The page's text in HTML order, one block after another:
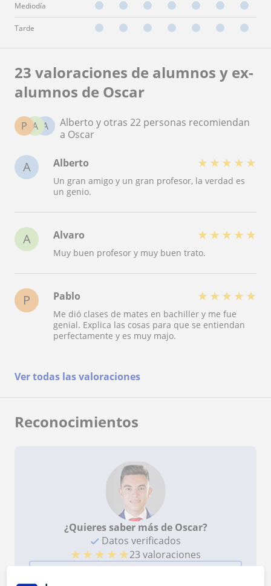
Mediodía
Tarde
23 valoraciones de alumnos y ex-
alumnos de Oscar
A
A
P
Alberto y otras 22 personas recomiendan
a Oscar
A Alberto ★ ★ ★ ★ ★
Un gran amigo y un gran profesor, la verdad es
un genio.
A Alvaro ★ ★ ★ ★ ★
Muy buen profesor y muy buen trato.
P Pablo ★ ★ ★ ★ ★
Me dió clases de mates en bachiller y me fue
genial. Explica las cosas para que se entiendan
perfectamente y es muy majo.
Ver todas las valoraciones
Reconocimientos
¿Quieres saber más de Oscar?
Datos verificados
★ ★ ★ ★ ★23 valoraciones